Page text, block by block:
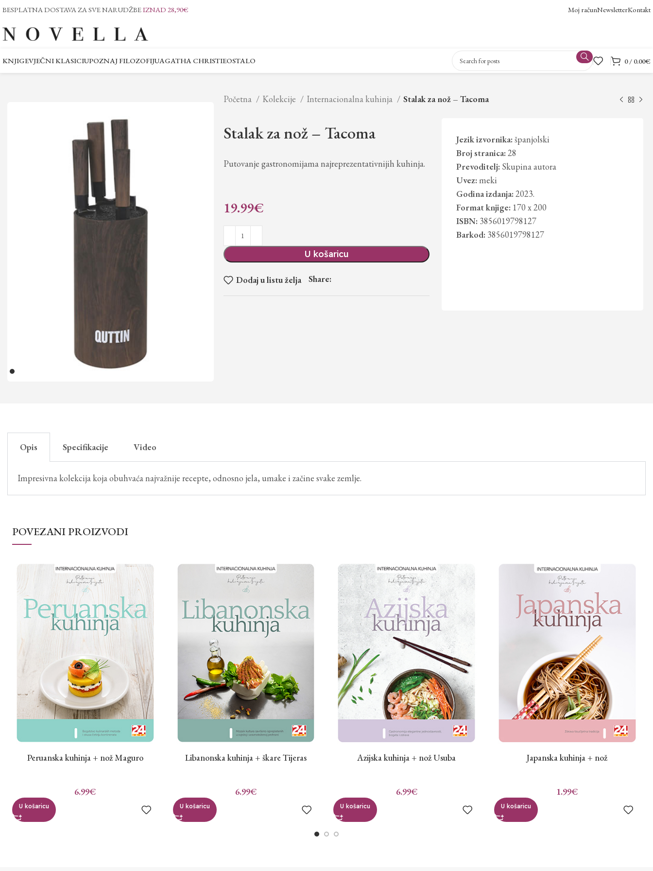
BESPLATNA DOSTAVA ZA SVE NARUDŽBEIZNAD 28,90€ Moj računNewsletterKontakt
KNJIGEVJEČNI KLASICIUPOZNAJ FILOZOFIJUAGATHA CHRISTIEOSTALO 0/ 0.00€
Početna Kolekcije Internacionalna kuhinja Stalak za nož – Tacoma
Stalak za nož – Tacoma
Putovanje gastronomijama najreprezentativnijih kuhinja.
19.99€
U košaricu
Dodaj u listu želja Share:
Jezik izvornika: španjolski
Broj stranica: 28
Prevoditelj: Skupina autora
Uvez: meki
Godina izdanja: 2023.
Format knjige: 170 x 200
ISBN: 3856019798127
Barkod: 3856019798127
Opis Specifikacije Video
Impresivna kolekcija koja obuhvaća najvažnije recepte, odnosno jela, umake i začine svake zemlje.
POVEZANI PROIZVODI
Peruanska kuhinja + nož Maguro
6.99€
U košaricu
Libanonska kuhinja + škare Tijeras
6.99€
U košaricu
Azijska kuhinja + nož Usuba
6.99€
U košaricu
Japanska kuhinja + nož
1.99€
U košaricu